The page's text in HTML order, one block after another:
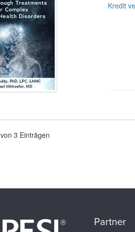
Kredit
von 3 Einträgen
Partner